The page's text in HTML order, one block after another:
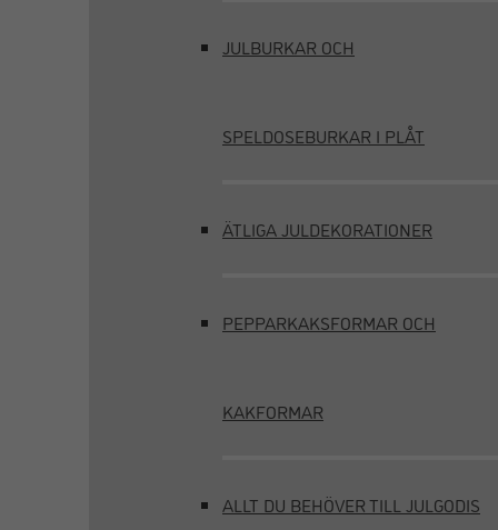
JULBURKAR OCH
SPELDOSEBURKAR I PLÅT
ÄTLIGA JULDEKORATIONER
PEPPARKAKSFORMAR OCH
KAKFORMAR
ALLT DU BEHÖVER TILL JULGODIS